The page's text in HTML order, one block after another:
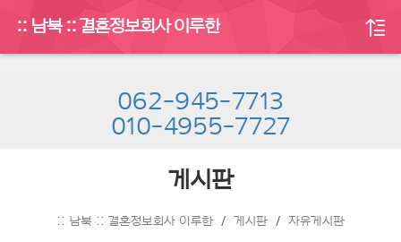
:: 남북 :: 결혼정보회사 이루한
062-945-7713
010-4955-7727
게시판
:: 남북 :: 결혼정보회사 이루한 게시판 자유게시판